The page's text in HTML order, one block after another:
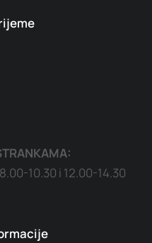
10.30 i 12.00-14.30